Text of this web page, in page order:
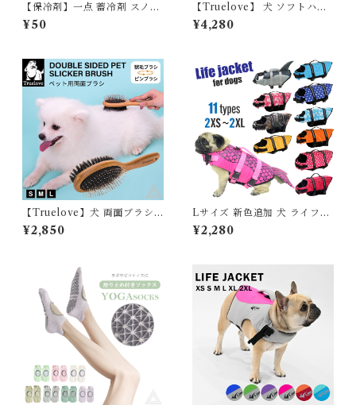
【保冷剤】一点 蓄冷剤 スノー
パック 50g ペットクールネッ
ク用
¥50
【Truelove】 犬 ソフトハー
ネス 胴輪 ECO 小型犬 中型犬
大型犬 おしゃれ しっかり 安全
間安全 定番 優しい 痛くない
フレンチブルドッグ リサイク
ル素材 TLH3012
¥4,280
【Truelove】犬 両面ブラシ
獣毛ブラシ 黒豚毛ブラシ クシ
長毛種 くせ毛 巻き毛 トリミン
ハンドル チワワ ポメラニアン
パピヨン ゴールデンレトリー
バー 小型犬 中型犬 大型犬 毛
玉 血行促進 TLK23131
¥2,850
Lサイズ 新色追加 犬 ライフジ
ャケット 犬用 ドッグ ペット
安全 安心 超小型犬 小型犬 中
ップ救命胴衣 KM514G
¥2,280